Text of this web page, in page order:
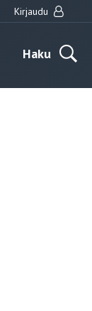
Kirjaudu
Haku